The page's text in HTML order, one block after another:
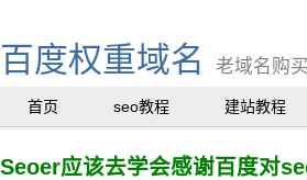
百度权重域名 老域名购
首页 seo教程 建站教程
Seoer应该去学会感谢百度对